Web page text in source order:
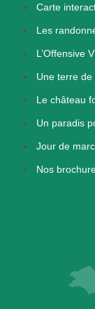
Carte
Les
L’Offensive
Une terre de
Le château
Un paradis
Jour de
Nos